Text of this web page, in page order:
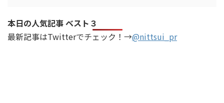
本日の人気記事 ベスト３
最新記事はTwitterでチェック！→@nittsui_pr